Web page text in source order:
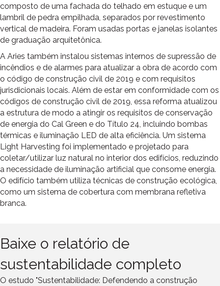
composto de uma fachada do telhado em estuque e um
lambril de pedra empilhada, separados por revestimento
vertical de madeira. Foram usadas portas e janelas isolantes
de graduação arquitetônica.
A Aries também instalou sistemas internos de supressão de
incêndios e de alarmes para atualizar a obra de acordo com
o código de construção civil de 2019 e com requisitos
jurisdicionais locais. Além de estar em conformidade com os
códigos de construção civil de 2019, essa reforma atualizou
a estrutura de modo a atingir os requisitos de conservação
de energia do Cal Green e do Título 24, incluindo bombas
térmicas e iluminação LED de alta eficiência. Um sistema
Light Harvesting foi implementado e projetado para
coletar/utilizar luz natural no interior dos edifícios, reduzindo
a necessidade de iluminação artificial que consome energia.
O edifício também utiliza técnicas de construção ecológica,
como um sistema de cobertura com membrana refletiva
branca.
Baixe o relatório de
sustentabilidade completo
O estudo "Sustentabilidade: Defendendo a construção